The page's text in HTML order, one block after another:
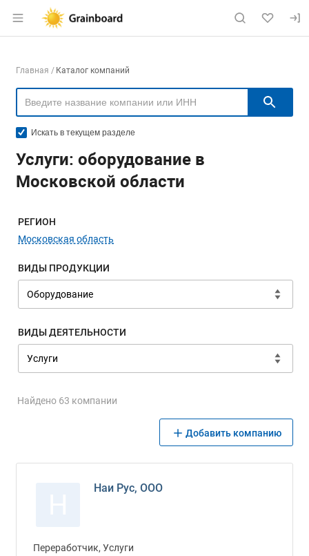
Раздел навигации по сайту
Навигация по компаниям
Главная Каталог компаний
Искать в текущем разделе
Услуги: оборудование в
Московской области
Меню навигации
РЕГИОН
Московская область
ВИДЫ ПРОДУКЦИИ
ВИДЫ ДЕЯТЕЛЬНОСТИ
Найдено 63 компании
Добавить компанию
Наи Рус, ООО
Переработчик, Услуги